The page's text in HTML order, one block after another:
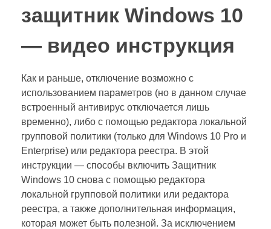
защитник Windows 10
— видео инструкция
Как и раньше, отключение возможно с
использованием параметров (но в данном случае
встроенный антивирус отключается лишь
временно), либо с помощью редактора локальной
групповой политики (только для Windows 10 Pro и
Enterprise) или редактора реестра. В этой
инструкции — способы включить Защитник
Windows 10 снова с помощью редактора
локальной групповой политики или редактора
реестра, а также дополнительная информация,
которая может быть полезной. За исключением